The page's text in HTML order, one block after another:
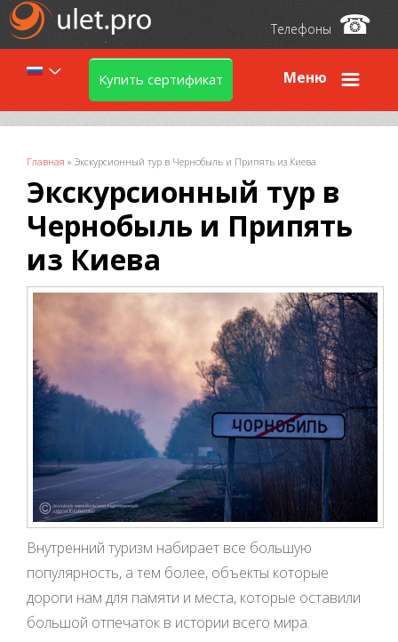
Телефоны ☎
Купить сертификат Меню
Вы здесь
Главная » Экскурсионный тур в Чернобыль и Припять из Киева
Экскурсионный тур в
Чернобыль и Припять
из Киева
Внутренний туризм набирает все большую
популярность, а тем более, объекты которые
дороги нам для памяти и места, которые оставили
большой отпечаток в истории всего мира.